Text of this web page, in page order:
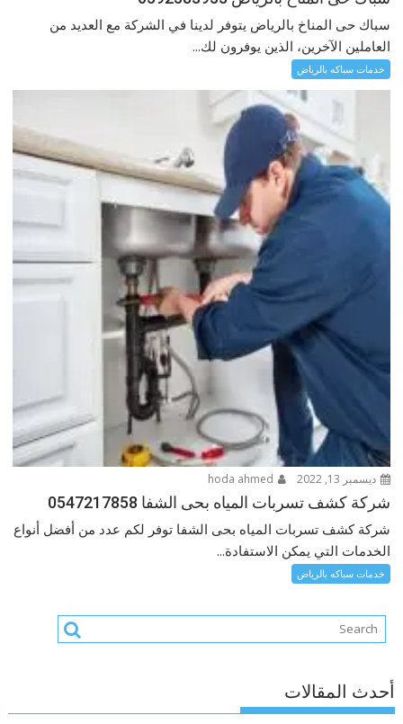
سباك حى المناخ بالرياض يتوفر لدينا في الشركة مع العديد من
العاملين الآخرين، الذين يوفرون لك...
خدمات سباكه بالرياض
ديسمبر 13, 2022
شركة كشف تسربات المياه بحى الشفا 0547217858
شركة كشف تسربات المياه بحى الشفا توفر لكم عدد من أفضل أنواع
الخدمات التي يمكن الاستفادة...
خدمات سباكه بالرياض
أحدث المقالات